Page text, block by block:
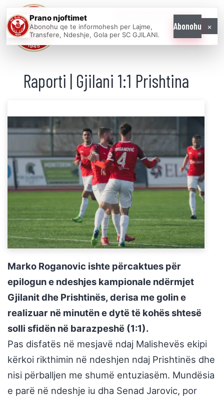
ONE
Raporti | Gjilani 1:1 Prishtina
Marko Roganovic ishte përcaktues për
epilogun e ndeshjes kampionale ndërmjet
Gjilanit dhe Prishtinës, derisa me golin e
realizuar në minutën e dytë të kohës shtesë
solli sfidën në barazpeshë (1:1).
Pas disfatës në mesjavë ndaj Malishevës ekipi
kërkoi rikthimin në ndeshjen ndaj Prishtinës dhe
nisi përballjen me shumë entuziasëm. Mundësia
e parë në ndeshje iu dha Senad Jarovic, por
Prano njoftimet
Abonohu qe te informohesh per Lajme,
Transfere, Ndeshje, Gola per SC GJILANI.
Abonohu ×